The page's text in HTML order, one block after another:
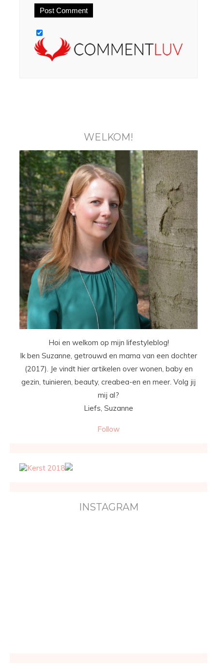
WELKOM!
Hoi en welkom op mijn lifestyleblog!
Ik ben Suzanne, getrouwd en mama van een dochter
(2017). Je vindt hier artikelen over wonen, baby en
gezin, tuinieren, beauty, creabea-en en meer. Volg jij
mij al?
Liefs, Suzanne
Follow
INSTAGRAM